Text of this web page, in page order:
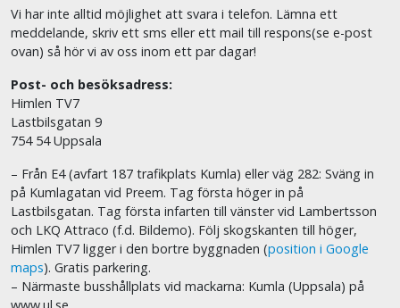
Vi har inte alltid möjlighet att svara i telefon. Lämna ett
meddelande, skriv ett sms eller ett mail till respons(se e-post
ovan) så hör vi av oss inom ett par dagar!
Post- och besöksadress:
Himlen TV7
Lastbilsgatan 9
754 54 Uppsala
– Från E4 (avfart 187 trafikplats Kumla) eller väg 282: Sväng in
på Kumlagatan vid Preem. Tag första höger in på
Lastbilsgatan. Tag första infarten till vänster vid Lambertsson
och LKQ Attraco (f.d. Bildemo). Följ skogskanten till höger,
Himlen TV7 ligger i den bortre byggnaden (position i Google
maps). Gratis parkering.
– Närmaste busshållplats vid mackarna: Kumla (Uppsala) på